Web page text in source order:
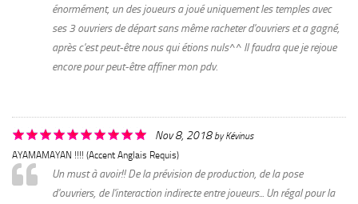
énormément, un des joueurs a joué uniquement les temples avec
ses 3 ouvriers de départ sans même racheter d'ouvriers et a gagné,
après c'est peut-être nous qui étions nuls^^ Il faudra que je rejoue
encore pour peut-être affiner mon pdv.
Nov 8, 2018byKévinus
AYAMAMAYAN !!!! (accent Anglais Requis)
Un must à avoir!! De la prévision de production, de la pose
d'ouvriers, de l'interaction indirecte entre joueurs... Un régal pour la